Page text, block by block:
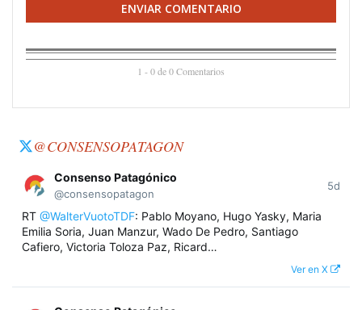
ENVIAR COMENTARIO
1 - 0 de 0 Comentarios
@CONSENSOPATAGON
Consenso Patagónico
@consensopatagon
5d
RT @WalterVuotoTDF: Pablo Moyano, Hugo Yasky, Maria
Emilia Soria, Juan Manzur, Wado De Pedro, Santiago
Cafiero, Victoria Toloza Paz, Ricard…
Ver en X